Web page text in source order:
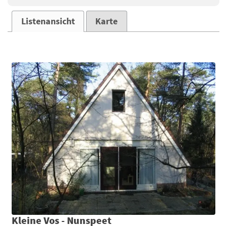
Listenansicht Karte
Kleine Vos - Nunspeet